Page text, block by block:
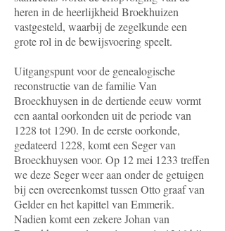
heren in de heerlijkheid Broekhuizen
vastgesteld, waarbij de zegelkunde een
grote rol in de bewijsvoering speelt.
Uitgangspunt voor de genealogische
reconstructie van de familie Van
Broeckhuysen in de dertiende eeuw vormt
een aantal oorkonden uit de periode van
1228 tot 1290. In de eerste oorkonde,
gedateerd 1228, komt een Seger van
Broeckhuysen voor. Op 12 mei 1233 treffen
we deze Seger weer aan onder de getuigen
bij een overeenkomst tussen Otto graaf van
Gelder en het kapittel van Emmerik.
Nadien komt een zekere Johan van